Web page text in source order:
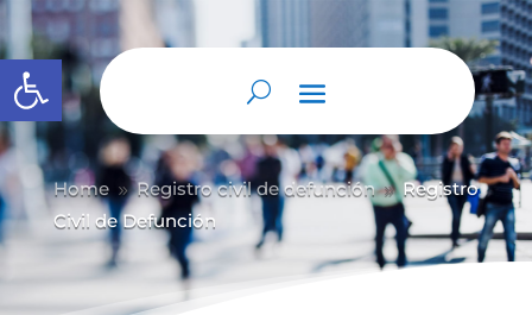
Abrir barra de herramientas
Home 9 Registro civil de defunción 9 Registro
Civil de Defunción